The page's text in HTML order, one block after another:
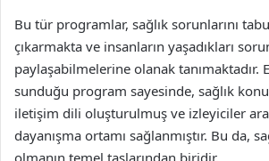
Bu tür programlar, sağlık sorunlarını
çıkarmakta ve insanların yaşadıkları
paylaşabilmelerine olanak tanımaktadır.
sunduğu program sayesinde, sağlık
iletişim dili oluşturulmuş ve izleyiciler
dayanışma ortamı sağlanmıştır. Bu da,
olmanın temel taşlarından biridir.